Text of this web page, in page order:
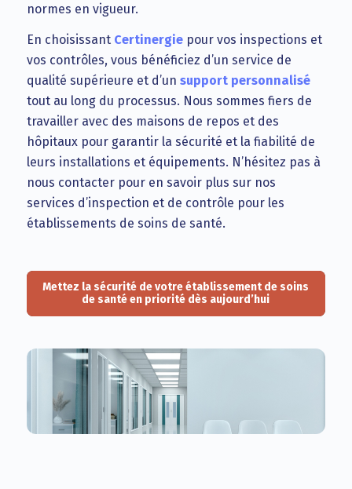
normes en vigueur.
En choisissant Certinergiepour vos inspections et
vos contrôles, vous bénéficiez d’un service de
qualité supérieure et d’un support personnalisé
tout au long du processus. Nous sommes fiers de
travailler avec des maisons de repos et des
hôpitaux pour garantir la sécurité et la fiabilité de
leurs installations et équipements. N’hésitez pas à
nous contacter pour en savoir plus sur nos
services d’inspection et de contrôle pour les
établissements de soins de santé.
Mettez la sécurité de votre établissement de soins
de santé en priorité dès aujourd’hui